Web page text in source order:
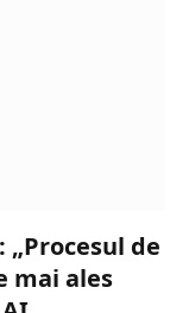
de
mai ales